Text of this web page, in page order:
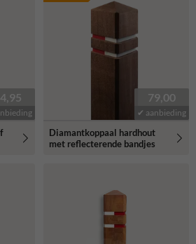
79,00
✔ aanbieding
Diamantkoppaal hardhout
met reflecterende bandjes